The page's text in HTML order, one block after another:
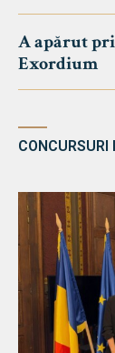
A apărut
Exordium